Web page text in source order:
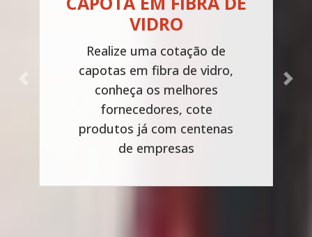
VIDRO
Realize uma cotação de
capotas em fibra de vidro,
conheça os melhores
fornecedores, cote
produtos já com centenas
de empresas
Next